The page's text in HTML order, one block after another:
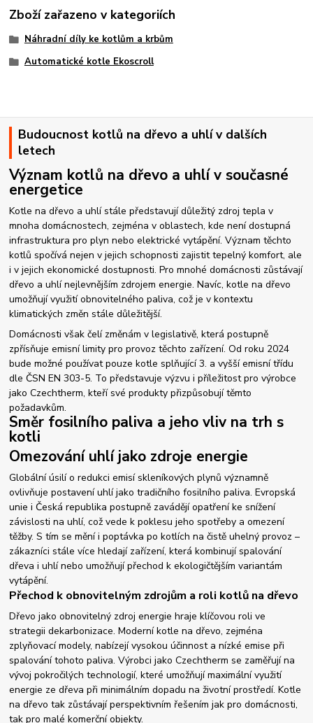
Zboží zařazeno v kategoriích
Náhradní díly ke kotlům a krbům
Automatické kotle Ekoscroll
Budoucnost kotlů na dřevo a uhlí v dalších
letech
Význam kotlů na dřevo a uhlí v současné
energetice
Kotle na dřevo a uhlí stále představují důležitý zdroj tepla v
mnoha domácnostech, zejména v oblastech, kde není dostupná
infrastruktura pro plyn nebo elektrické vytápění. Význam těchto
kotlů spočívá nejen v jejich schopnosti zajistit tepelný komfort, ale
i v jejich ekonomické dostupnosti. Pro mnohé domácnosti zůstávají
dřevo a uhlí nejlevnějším zdrojem energie. Navíc, kotle na dřevo
umožňují využití obnovitelného paliva, což je v kontextu
klimatických změn stále důležitější.
Domácnosti však čelí změnám v legislativě, která postupně
zpřísňuje emisní limity pro provoz těchto zařízení. Od roku 2024
bude možné používat pouze kotle splňující 3. a vyšší emisní třídu
dle ČSN EN 303-5. To představuje výzvu i příležitost pro výrobce
jako Czechtherm, kteří své produkty přizpůsobují těmto
požadavkům.
Směr fosilního paliva a jeho vliv na trh s
kotli
Omezování uhlí jako zdroje energie
Globální úsilí o redukci emisí skleníkových plynů významně
ovlivňuje postavení uhlí jako tradičního fosilního paliva. Evropská
unie i Česká republika postupně zavádějí opatření ke snížení
závislosti na uhlí, což vede k poklesu jeho spotřeby a omezení
těžby. S tím se mění i poptávka po kotlích na čistě uhelný provoz –
zákazníci stále více hledají zařízení, která kombinují spalování
dřeva i uhlí nebo umožňují přechod k ekologičtějším variantám
vytápění.
Přechod k obnovitelným zdrojům a roli kotlů na dřevo
Dřevo jako obnovitelný zdroj energie hraje klíčovou roli ve
strategii dekarbonizace. Moderní kotle na dřevo, zejména
zplyňovací modely, nabízejí vysokou účinnost a nízké emise při
spalování tohoto paliva. Výrobci jako Czechtherm se zaměřují na
vývoj pokročilých technologií, které umožňují maximální využití
energie ze dřeva při minimálním dopadu na životní prostředí. Kotle
na dřevo tak zůstávají perspektivním řešením jak pro domácnosti,
tak pro malé komerční objekty.